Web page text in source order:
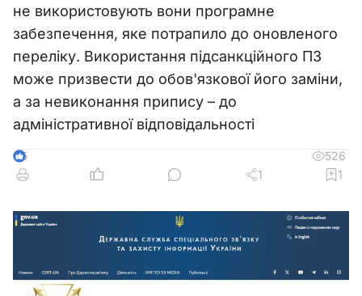
не використовують вони програмне
забезпечення, яке потрапило до оновленого
переліку. Використання підсанкційного ПЗ
може призвести до обов'язкової його заміни,
а за невиконання припису – до
адміністративної відповідальності
5
526
1
1